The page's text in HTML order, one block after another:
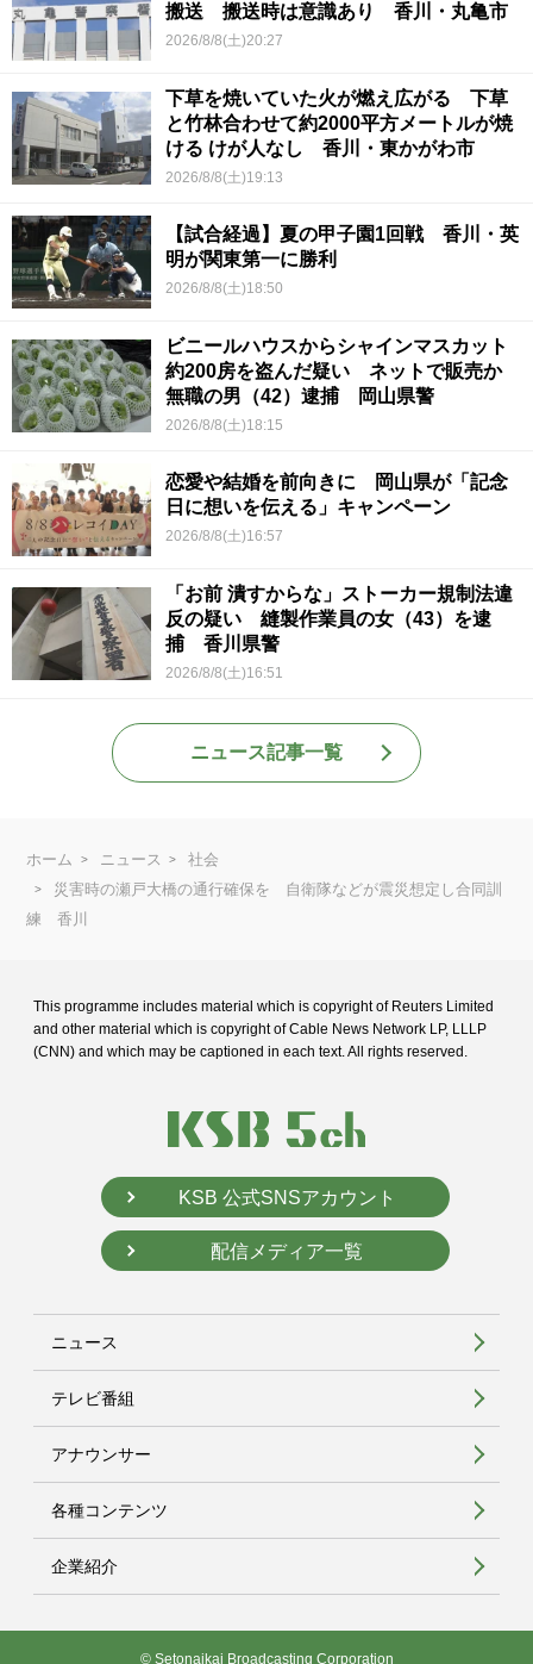
搬送 搬送時は意識あり 香川・丸亀市
2026/8/8(土)20:27
下草を焼いていた火が燃え広がる 下草
と竹林合わせて約2000平方メートルが焼
ける けが人なし 香川・東かがわ市
2026/8/8(土)19:13
【試合経過】夏の甲子園1回戦 香川・英
明が関東第一に勝利
2026/8/8(土)18:50
ビニールハウスからシャインマスカット
約200房を盗んだ疑い ネットで販売か
無職の男（42）逮捕 岡山県警
2026/8/8(土)18:15
恋愛や結婚を前向きに 岡山県が「記念
日に想いを伝える」キャンペーン
2026/8/8(土)16:57
「お前 潰すからな」ストーカー規制法違
反の疑い 縫製作業員の女（43）を逮
捕 香川県警
2026/8/8(土)16:51
ニュース記事一覧
ホーム ニュース
社会
災害時の瀬戸大橋の通行確保を 自衛隊などが震災想定し合同訓
練 香川
This programme includes material which is copyright of Reuters Limited
and other material which is copyright of Cable News Network LP, LLLP
(CNN) and which may be captioned in each text. All rights reserved.
KSB 公式SNSアカウント
配信メディア一覧
ニュース
テレビ番組
アナウンサー
各種コンテンツ
企業紹介
© Setonaikai Broadcasting Corporation